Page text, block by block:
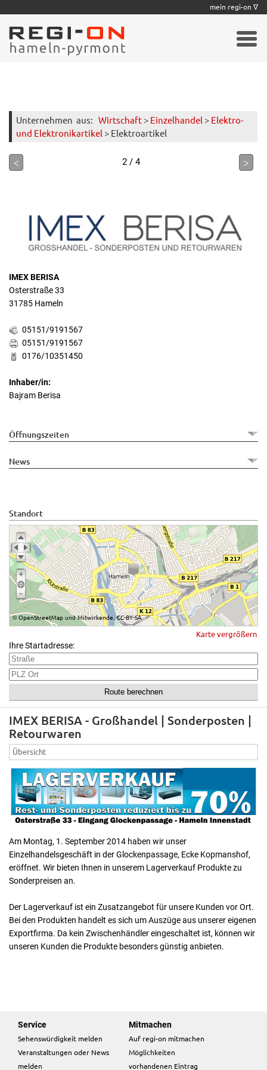
Unternehmen aus: Wirtschaft > Einzelhandel > Elektro-
und Elektronikartikel > Elektroartikel
< 2 / 4 >
IMEX BERISA
Osterstraße 33
31785 Hameln
05151/9191567
05151/9191567
0176/10351450
Inhaber/in:
Bajram Berisa
Öffnungszeiten
News
Standort
©OpenStreetMap undMitwirkende ,CC-BY-SA
Karte vergrößern
Ihre Startadresse:
IMEX BERISA - Großhandel | Sonderposten |
Retourwaren
Übersicht
Am Montag, 1. September 2014 haben wir unser
Einzelhandelsgeschäft in der Glockenpassage, Ecke Kopmanshof,
eröffnet. Wir bieten Ihnen in unserem Lagerverkauf Produkte zu
Sonderpreisen an.
Der Lagerverkauf ist ein Zusatzangebot für unsere Kunden vor Ort.
Bei den Produkten handelt es sich um Auszüge aus unserer eigenen
Exportfirma. Da kein Zwischenhändler eingeschaltet ist, können wir
unseren Kunden die Produkte besonders günstig anbieten.
mein regi-on ∇
Service
Sehenswürdigkeit melden
Veranstaltungen oder News
melden
Mitmachen
Auf regi-on mitmachen
Möglichkeiten
vorhandenen Eintrag